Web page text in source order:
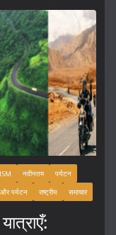
नवीनतम
पर्यटन
और पर्यटन राष्ट्रीय समाचार